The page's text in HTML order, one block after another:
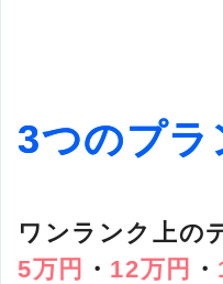
3つのプラ
ワンランク上の
5万円 ・ 12万円 ・